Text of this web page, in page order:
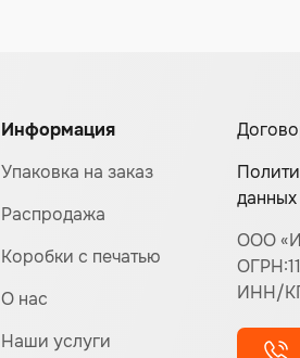
Информация
Упаковка на заказ
Распродажа
Коробки с печатью
О нас
Наши услуги
данных
ООО
ИНН/